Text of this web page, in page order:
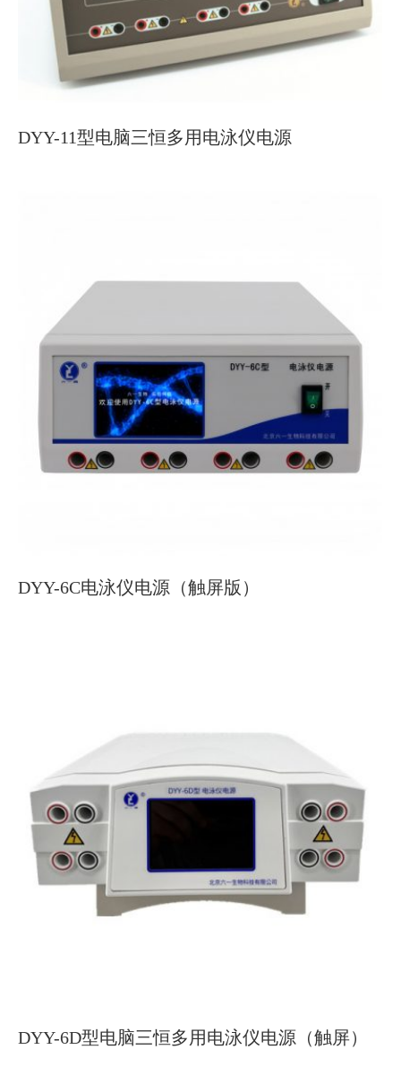
DYY-11型电脑三恒多用电泳仪电源
DYY-6C电泳仪电源（触屏版）
DYY-6D型电脑三恒多用电泳仪电源（触屏）